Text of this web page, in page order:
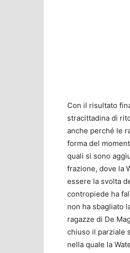
Con il risultato
stracittadina di
anche perché le
forma del
quali si sono
frazione, dove la
essere la svolta
contropiede ha
non ha sbagliato
ragazze di De
chiuso il parziale
nella quale la